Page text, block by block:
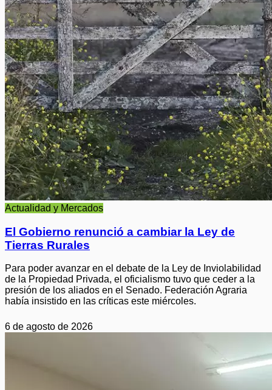
Actualidad y Mercados
El Gobierno renunció a cambiar la Ley de
Tierras Rurales
Para poder avanzar en el debate de la Ley de Inviolabilidad
de la Propiedad Privada, el oficialismo tuvo que ceder a la
presión de los aliados en el Senado. Federación Agraria
había insistido en las críticas este miércoles.
6 de agosto de 2026